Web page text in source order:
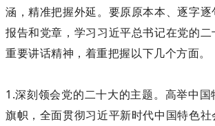
涵，精准把握外延。要原原本本、逐字
报告和党章，学习习近平总书记在党的
重要讲话精神，着重把握以下几个方面。
1.深刻领会党的二十大的主题。高举中国
旗帜，全面贯彻习近平新时代中国特色